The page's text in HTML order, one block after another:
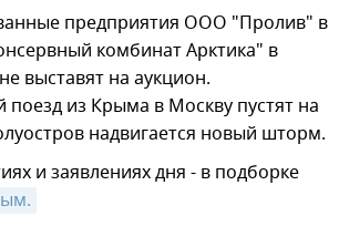
предприятия ООО "Пролив" в
комбинат Арктика" в
выставят на аукцион.
из Крыма в Москву пустят на
надвигается новый шторм.
и заявлениях дня - в подборке